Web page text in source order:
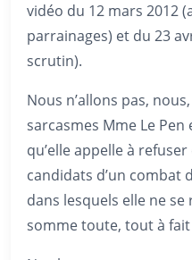
vidéo du 12 mars 2012
parrainages) et du 23
scrutin).
Nous n’allons pas,
sarcasmes Mme Le
qu’elle appelle à
candidats d’un combat
dans lesquels elle ne se
somme toute, tout à